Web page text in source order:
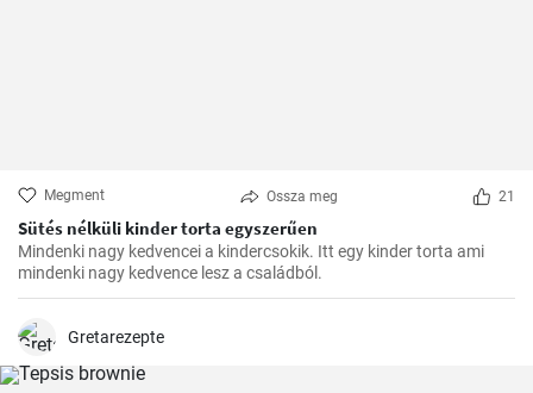
Megment Ossza meg 21
Sütés nélküli kinder torta egyszerűen
Mindenki nagy kedvencei a kindercsokik. Itt egy kinder torta ami
mindenki nagy kedvence lesz a családból.
Gretarezepte